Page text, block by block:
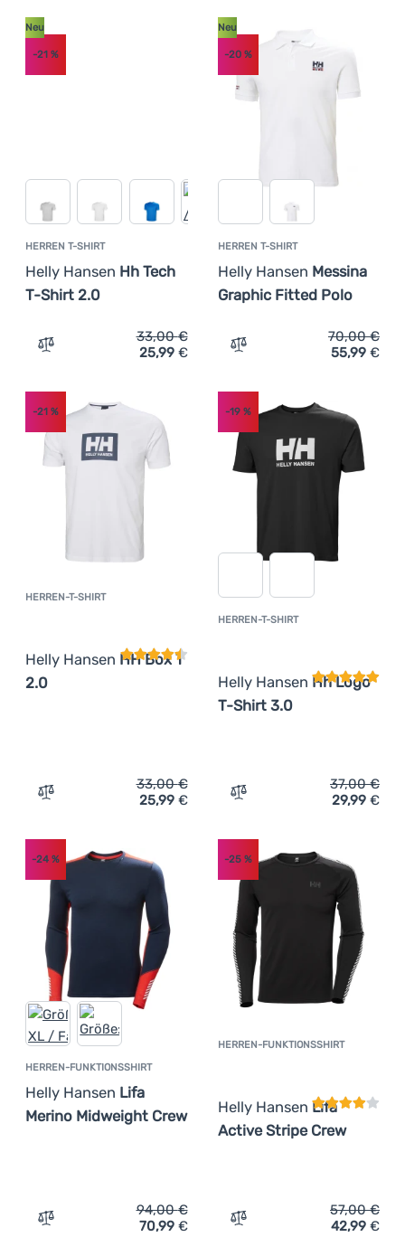
HERREN T-SHIRT
Helly Hansen Hh Tech
T-Shirt 2.0
Neu
-21 %
Zum Vergleich 'Herren T-Shirt Helly Hansen Hh Tech T-
33,00€
25,99 €
HERREN T-SHIRT
Helly Hansen Messina
Graphic Fitted Polo
Neu
-20%
Zum Vergleich 'Herren T-
70,00€
55,99 €
HERREN-T-SHIRT
Helly Hansen HH Box T
2.0
Kundenbewertung
-21 %
Zum Vergleich 'Herren-T-Shirt Helly Hansen HH Box T
33,00€
25,99 €
HERREN-T-SHIRT
Helly Hansen Hh Logo
T-Shirt 3.0
-19%
Zum Vergleich 'Herren-T-
37,00€
29,99 €
HERREN-FUNKTIONSSHIRT
Helly Hansen Lifa
Merino Midweight Crew
-24 %
Zum Vergleich 'Herren-Funktionsshirt Helly Hansen
94,00€
70,99 €
HERREN-FUNKTIONSSHIRT
Helly Hansen Lifa
Active Stripe Crew
-25%
Zum Vergleich 'Herren-
57,00€
42,99 €